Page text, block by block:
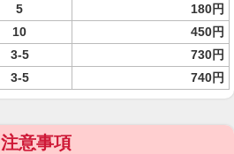
5
180円
10
450円
3-5
730円
3-5 740円
注意事項